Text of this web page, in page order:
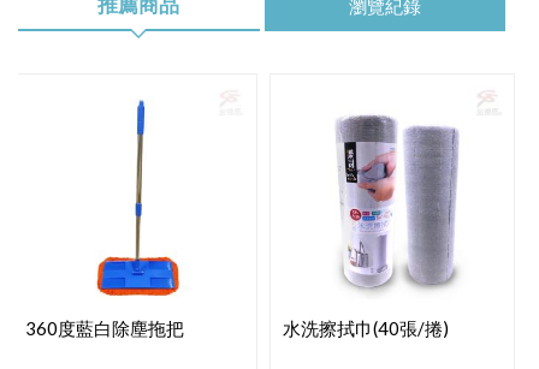
瀏覽紀錄
360度藍白除塵拖把 水洗擦拭巾(40張/捲)